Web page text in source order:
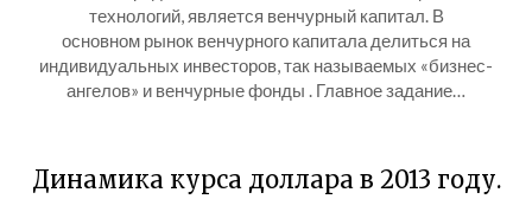
технологий, является венчурный капитал. В
основном рынок венчурного капитала делиться на
индивидуальных инвесторов, так называемых «бизнес-
ангелов» и венчурные фонды . Главное задание…
Динамика курса доллара в 2013 году.